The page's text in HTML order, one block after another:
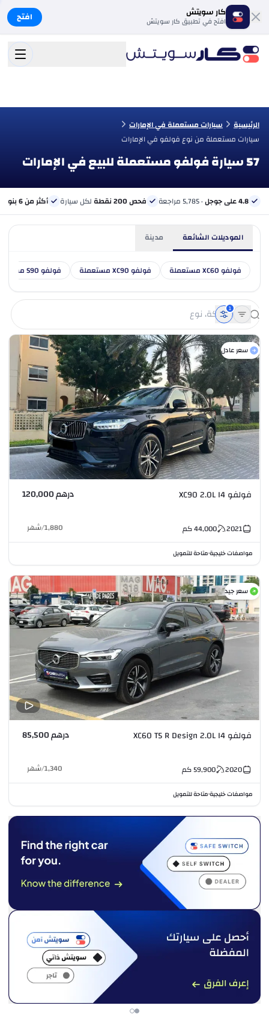
كار سويتش
افتح في تطبيق كار سويتش افتح
الرئيسية
سيارات مستعملة في الإمارات
سيارات مستعملة من نوع فولفو في الإمارات
57 سيارة فولفو مستعملة للبيع في الإمارات
4.8 على جوجل · 5,785 مراجعة فحص 200 نقطة لكل سيارة أكثر من 6 بنوك
الموديلات الشائعة مدينة
فولفو XC60 مستعملة فولفو XC90 مستعملة فولفو S90 مستعملة
1
سعر عادل
فولفو XC90 2.0L I4 درهم 120,000
2021
44,000كم 1,880
/شهر
مواصفات خليجية•متاحة للتمويل
سعر جيد
فولفو XC60 T5 R Design 2.0L I4 درهم 85,500
2020
59,900كم 1,340
/شهر
مواصفات خليجية•متاحة للتمويل